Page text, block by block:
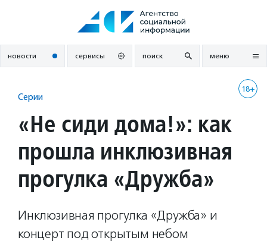
новости сервисы поиск меню
18+
Серии
«Не сиди дома!»: как
прошла инклюзивная
прогулка «Дружба»
Инклюзивная прогулка «Дружба» и
концерт под открытым небом